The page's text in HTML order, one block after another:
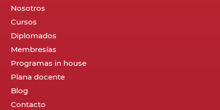
Nosotros
Cursos
Diplomados
Membresías
Programas in house
Plana docente
Blog
Contacto